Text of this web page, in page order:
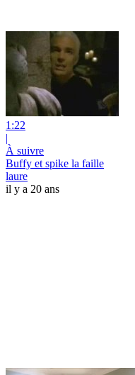
1:22
|
À suivre
Buffy et spike la faille
laure
il y a 20 ans